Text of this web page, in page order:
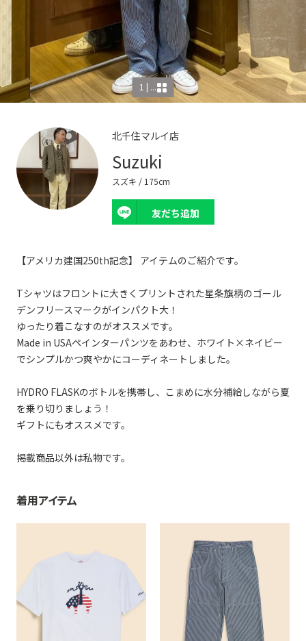
1 | ...
北千住マルイ店
Suzuki
スズキ / 175cm
友だち追加
【アメリカ建国250th記念】 アイテムのご紹介です。
Tシャツはフロントに大きくプリントされた星条旗柄のゴール
デンフリースマークがインパクト大！
ゆったり着こなすのがオススメです。
Made in USAペインターパンツをあわせ、ホワイト×ネイビー
でシンプルかつ爽やかにコーディネートしました。
HYDRO FLASKのボトルを携帯し、こまめに水分補給しながら夏
を乗り切りましょう！
ギフトにもオススメです。
掲載商品以外は私物です。
着用アイテム